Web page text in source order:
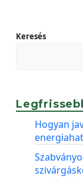
Keresés
Hogyan